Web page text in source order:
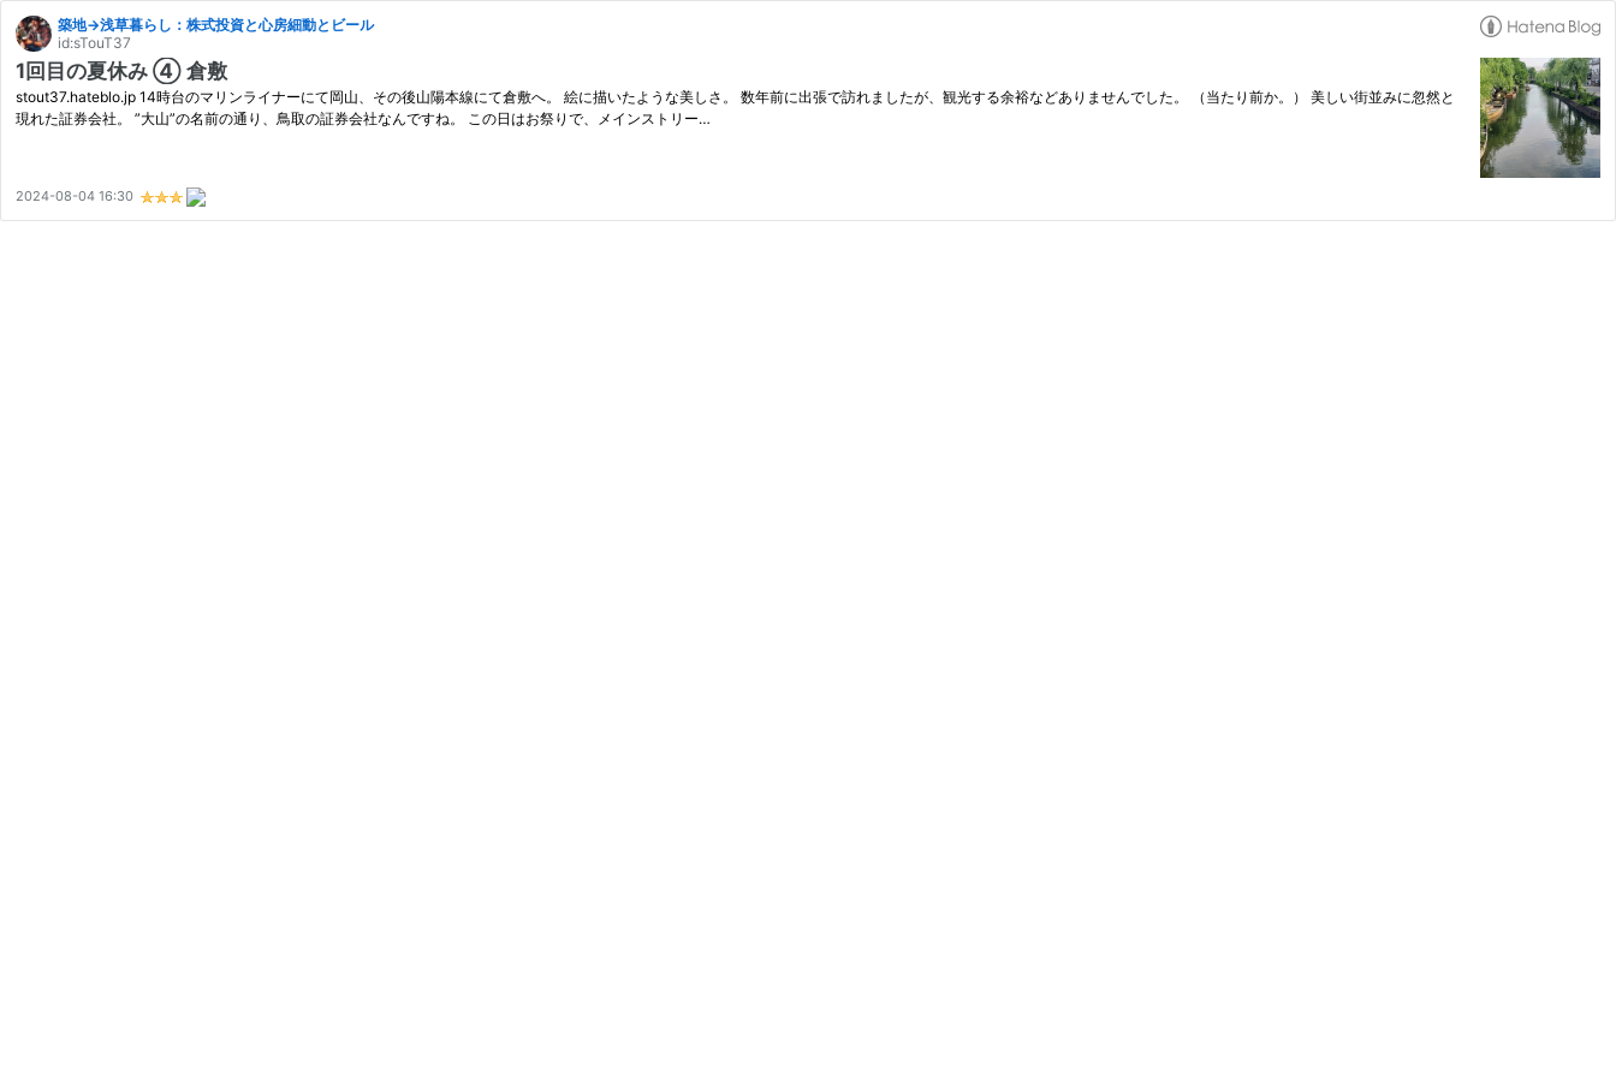
築地→浅草暮らし：株式投資と心房細動とビール
id:sTouT37
1回目の夏休み ④ 倉敷
stout37.hateblo.jp 14時台のマリンライナーにて岡山、その後山陽本線にて倉敷へ。 絵に描いたような美しさ。 数年前に出張で訪れましたが、観光する余裕などありませんでした。 （当たり前か。） 美しい街並みに忽然と
現れた証券会社。 ”大山”の名前の通り、鳥取の証券会社なんですね。 この日はお祭りで、メインストリー…
2024-08-04 16:30